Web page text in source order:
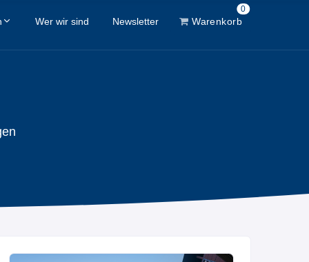
Wer wir sind Newsletter Warenkorb
0